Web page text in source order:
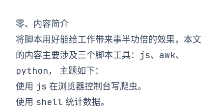
零、内容简介
将脚本用好能给工作带来事半功倍的效果，本文
的内容主要涉及三个脚本工具： js、 awk、
python， 主题如下：
使用 js 在浏览器控制台写爬虫。
使用 shell 统计数据。